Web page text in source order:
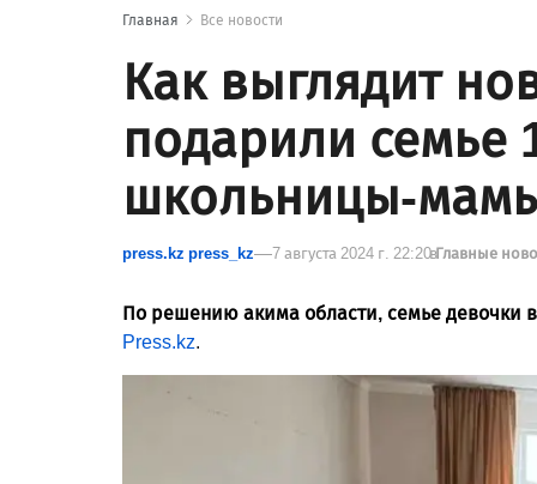
Главная Все новости
Как выглядит
подарили семье
школьницы-
press.kz press_kz 7 августа 2024 г. 22:20вГлавные
По решению акима области, семье девочки
Press.kz.